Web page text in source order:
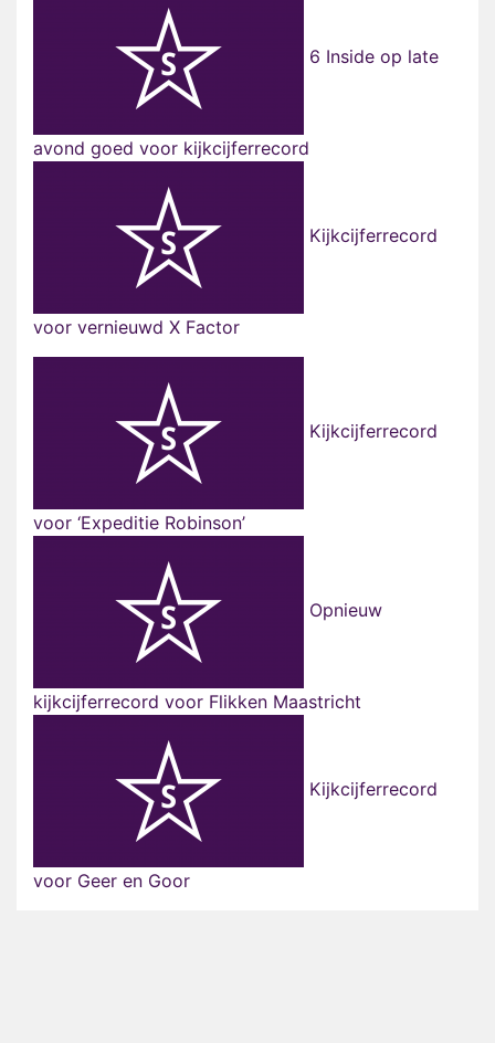
6 Inside op late
avond goed voor kijkcijferrecord
Kijkcijferrecord
voor vernieuwd X Factor
Kijkcijferrecord
voor ‘Expeditie Robinson’
Opnieuw
kijkcijferrecord voor Flikken Maastricht
Kijkcijferrecord
voor Geer en Goor